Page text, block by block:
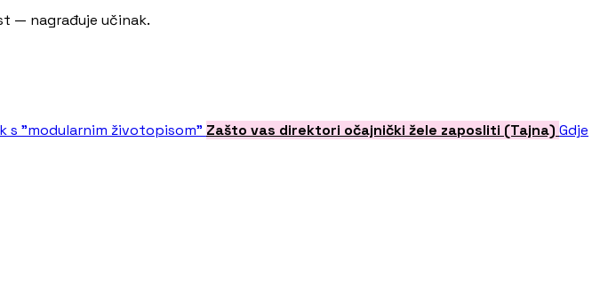
— nagrađuje učinak.
s "modularnim životopisom" Zašto vas direktori očajnički žele zaposliti (Tajna) Gdje